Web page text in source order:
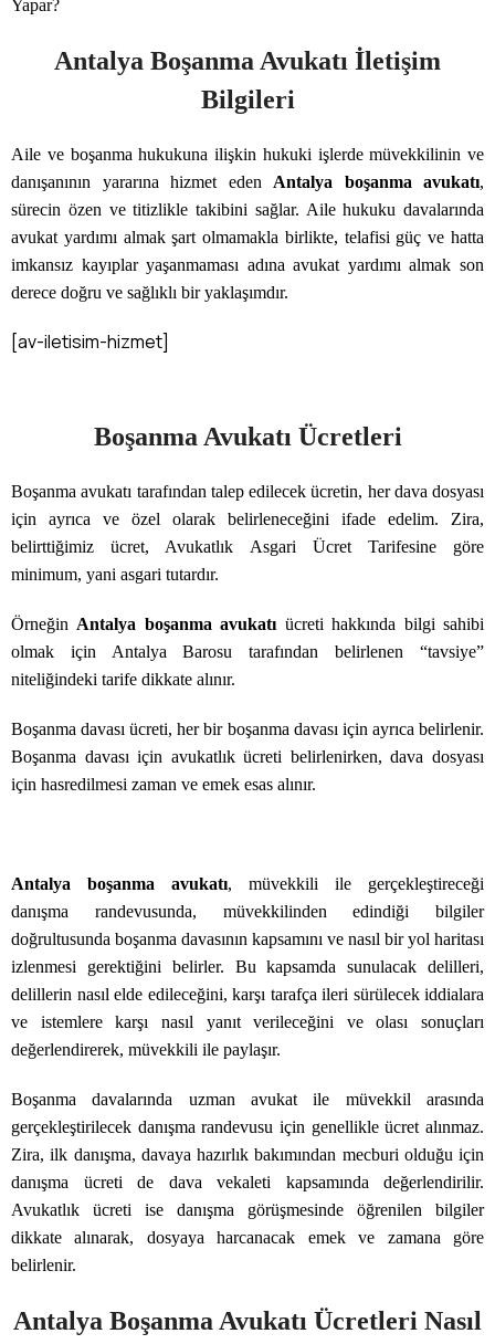
Antalya Boşanma Avukatı İletişim
Bilgileri
Aile ve boşanma hukukuna ilişkin hukuki işlerde müvekkilinin ve
danışanının yararına hizmet eden Antalya boşanma avukatı,
sürecin özen ve titizlikle takibini sağlar. Aile hukuku davalarında
avukat yardımı almak şart olmamakla birlikte, telafisi güç ve hatta
imkansız kayıplar yaşanmaması adına avukat yardımı almak son
derece doğru ve sağlıklı bir yaklaşımdır.
[av-iletisim-hizmet]
Boşanma Avukatı Ücretleri
Boşanma avukatı tarafından talep edilecek ücretin, her dava dosyası
için ayrıca ve özel olarak belirleneceğini ifade edelim. Zira,
belirttiğimiz ücret, Avukatlık Asgari Ücret Tarifesine göre
minimum, yani asgari tutardır.
Örneğin Antalya boşanma avukatı ücreti hakkında bilgi sahibi
olmak için Antalya Barosu tarafından belirlenen “tavsiye”
niteliğindeki tarife dikkate alınır.
Boşanma davası ücreti, her bir boşanma davası için ayrıca belirlenir.
Boşanma davası için avukatlık ücreti belirlenirken, dava dosyası
için hasredilmesi zaman ve emek esas alınır.
Antalya boşanma avukatı, müvekkili ile gerçekleştireceği
danışma randevusunda, müvekkilinden edindiği bilgiler
doğrultusunda boşanma davasının kapsamını ve nasıl bir yol haritası
izlenmesi gerektiğini belirler. Bu kapsamda sunulacak delilleri,
delillerin nasıl elde edileceğini, karşı tarafça ileri sürülecek iddialara
ve istemlere karşı nasıl yanıt verileceğini ve olası sonuçları
değerlendirerek, müvekkili ile paylaşır.
Boşanma davalarında uzman avukat ile müvekkil arasında
gerçekleştirilecek danışma randevusu için genellikle ücret alınmaz.
Zira, ilk danışma, davaya hazırlık bakımından mecburi olduğu için
danışma ücreti de dava vekaleti kapsamında değerlendirilir.
Avukatlık ücreti ise danışma görüşmesinde öğrenilen bilgiler
dikkate alınarak, dosyaya harcanacak emek ve zamana göre
belirlenir.
Antalya Boşanma Avukatı Ücretleri Nasıl